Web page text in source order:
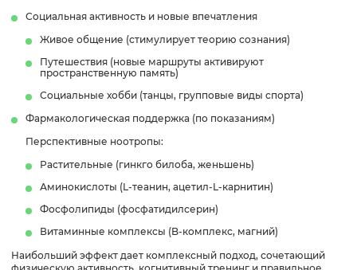
Социальная активность и новые впечатления
Живое общение (стимулирует теорию сознания)
Путешествия (новые маршруты активируют
пространственную память)
Социальные хобби (танцы, групповые виды спорта)
Фармакологическая поддержка (по показаниям)
Перспективные ноотропы:
Растительные (гинкго билоба, женьшень)
Аминокислоты (L-теанин, ацетил-L-карнитин)
Фосфолипиды (фосфатидилсерин)
Витаминные комплексы (B-комплекс, магний)
Наибольший эффект дает комплексный подход, сочетающий